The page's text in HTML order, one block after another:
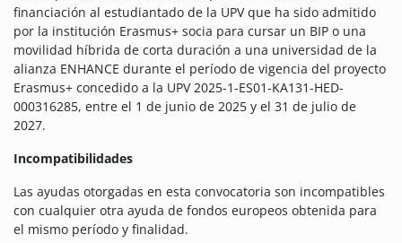
financiación al estudiantado de la UPV que ha sido admitido
por la institución Erasmus+ socia para cursar un BIP o una
movilidad híbrida de corta duración a una universidad de la
alianza ENHANCE durante el período de vigencia del proyecto
Erasmus+ concedido a la UPV 2025-1-ES01-KA131-HED-
000316285, entre el 1 de junio de 2025 y el 31 de julio de
2027.
Incompatibilidades
Las ayudas otorgadas en esta convocatoria son incompatibles
con cualquier otra ayuda de fondos europeos obtenida para
el mismo período y finalidad.